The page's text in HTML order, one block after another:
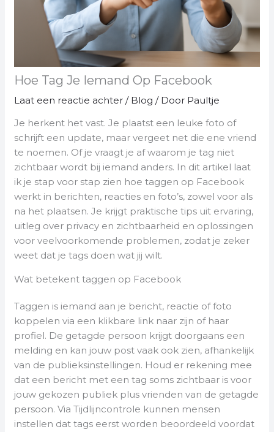
Hoe Tag Je Iemand Op Facebook
Laat een reactie achter / Blog / Door Paultje
Je herkent het vast. Je plaatst een leuke foto of
schrijft een update, maar vergeet net die ene vriend
te noemen. Of je vraagt je af waarom je tag niet
zichtbaar wordt bij iemand anders. In dit artikel laat
ik je stap voor stap zien hoe taggen op Facebook
werkt in berichten, reacties en foto’s, zowel voor als
na het plaatsen. Je krijgt praktische tips uit ervaring,
uitleg over privacy en zichtbaarheid en oplossingen
voor veelvoorkomende problemen, zodat je zeker
weet dat je tags doen wat jij wilt.
Wat betekent taggen op Facebook
Taggen is iemand aan je bericht, reactie of foto
koppelen via een klikbare link naar zijn of haar
profiel. De getagde persoon krijgt doorgaans een
melding en kan jouw post vaak ook zien, afhankelijk
van de publieksinstellingen. Houd er rekening mee
dat een bericht met een tag soms zichtbaar is voor
jouw gekozen publiek plus vrienden van de getagde
persoon. Via Tijdlijncontrole kunnen mensen
instellen dat tags eerst worden beoordeeld voordat